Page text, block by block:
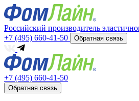
Российский производитель
+7 (495) 660-41-50
Обратная связь
+7 (495) 660-41-50
Обратная связь